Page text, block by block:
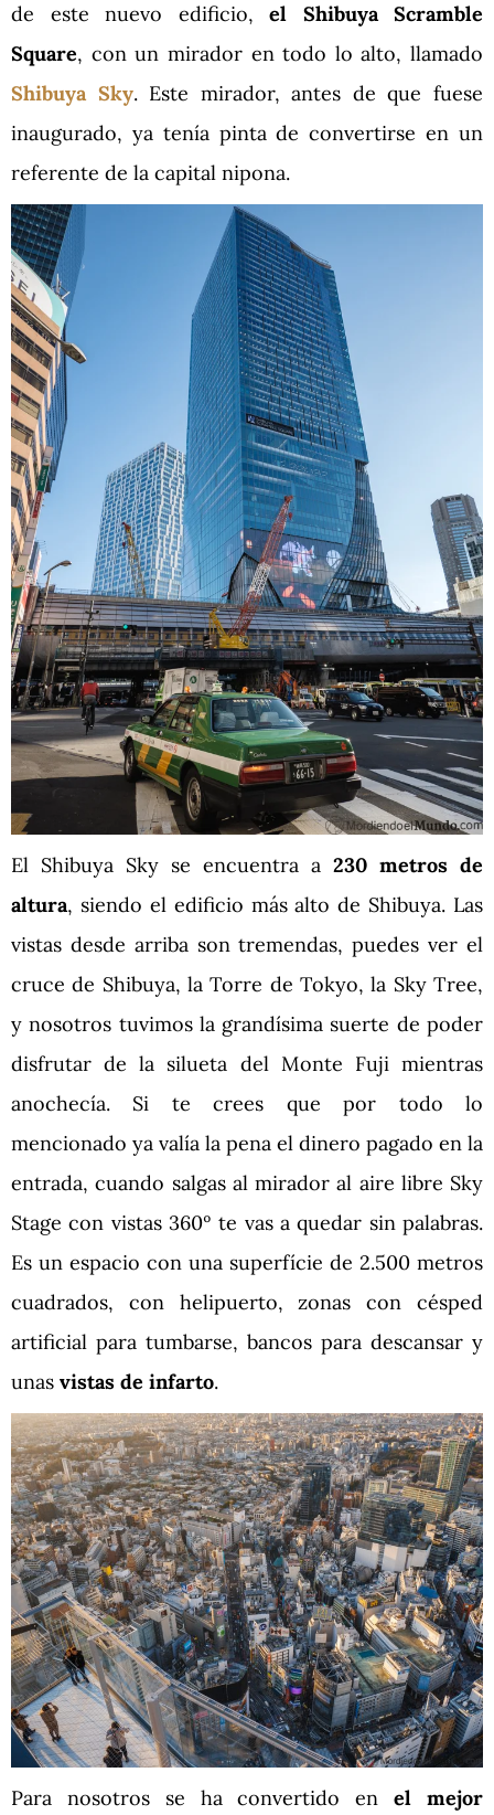
de este nuevo edificio, el Shibuya Scramble
Square, con un mirador en todo lo alto, llamado
Shibuya Sky. Este mirador, antes de que fuese
inaugurado, ya tenía pinta de convertirse en un
referente de la capital nipona.
El Shibuya Sky se encuentra a 230 metros de
altura, siendo el edificio más alto de Shibuya. Las
vistas desde arriba son tremendas, puedes ver el
cruce de Shibuya, la Torre de Tokyo, la Sky Tree,
y nosotros tuvimos la grandísima suerte de poder
disfrutar de la silueta del Monte Fuji mientras
anochecía. Si te crees que por todo lo
mencionado ya valía la pena el dinero pagado en la
entrada, cuando salgas al mirador al aire libre Sky
Stage con vistas 360º te vas a quedar sin palabras.
Es un espacio con una superfície de 2.500 metros
cuadrados, con helipuerto, zonas con césped
artificial para tumbarse, bancos para descansar y
unas vistas de infarto.
Para nosotros se ha convertido enel mejor